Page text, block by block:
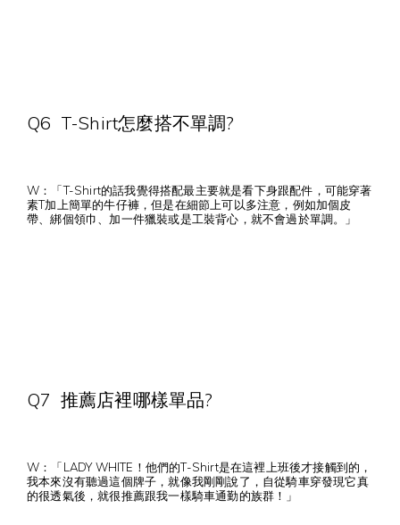
Q6 T-Shirt怎麼搭不單調?
W：「T-Shirt的話我覺得搭配最主要就是看下身跟配件，可能穿著
素T加上簡單的牛仔褲，但是在細節上可以多注意，例如加個皮
帶、綁個領巾、加一件獵裝或是工裝背心，就不會過於單調。」
Q7 推薦店裡哪樣單品?
W：「LADY WHITE！他們的T-Shirt是在這裡上班後才接觸到的，
我本來沒有聽過這個牌子，就像我剛剛說了，自從騎車穿發現它真
的很透氣後，就很推薦跟我一樣騎車通勤的族群！」